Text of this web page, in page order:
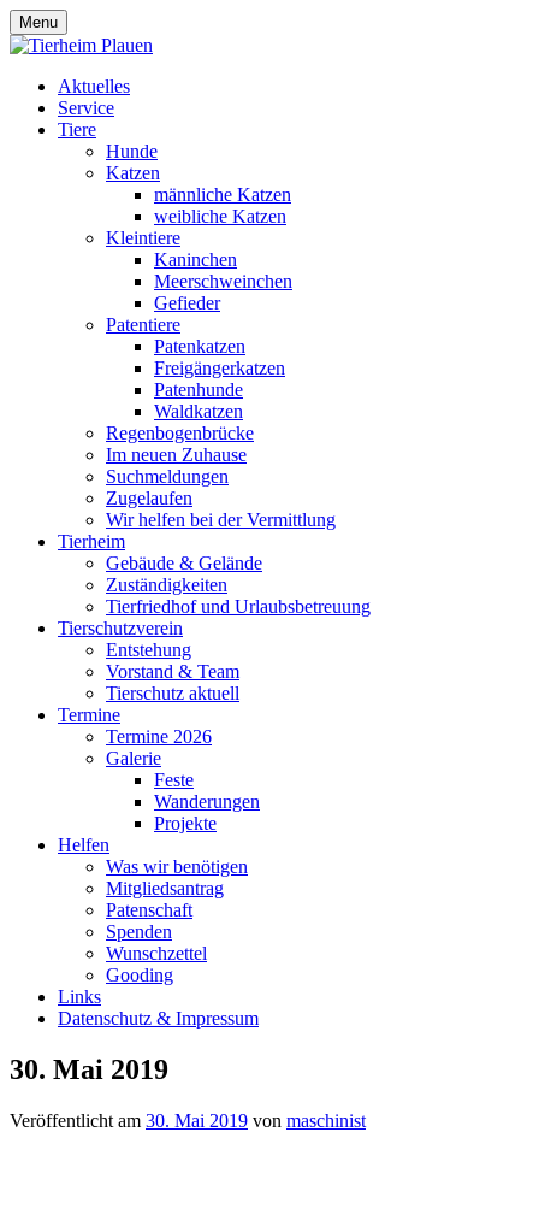
Menu
Aktuelles
Service
Tiere
Hunde
Katzen
männliche Katzen
weibliche Katzen
Kleintiere
Kaninchen
Meerschweinchen
Gefieder
Patentiere
Patenkatzen
Freigängerkatzen
Patenhunde
Waldkatzen
Regenbogenbrücke
Im neuen Zuhause
Suchmeldungen
Zugelaufen
Wir helfen bei der Vermittlung
Tierheim
Gebäude & Gelände
Zuständigkeiten
Tierfriedhof und Urlaubsbetreuung
Tierschutzverein
Entstehung
Vorstand & Team
Tierschutz aktuell
Termine
Termine 2026
Galerie
Feste
Wanderungen
Projekte
Helfen
Was wir benötigen
Mitgliedsantrag
Patenschaft
Spenden
Wunschzettel
Gooding
Links
Datenschutz & Impressum
30. Mai 2019
Veröffentlicht am 30. Mai 2019 von maschinist